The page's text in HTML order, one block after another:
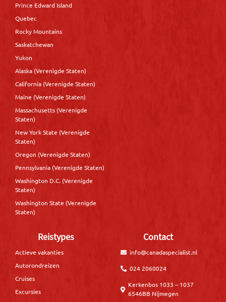
Prince Edward Island
Quebec
Rocky Mountains
Saskatchewan
Yukon
Alaska (Verenigde Staten)
California (Verenigde Staten)
Maine (Verenigde Staten)
Massachusetts (Verenigde
Staten)
New York State (Verenigde
Staten)
Oregon (Verenigde Staten)
Pennsylvania (Verenigde Staten)
Washington D.C. (Verenigde
Staten)
Washington State (Verenigde
Staten)
Reistypes
Actieve vakanties
Autorondreizen
Cruises
Excursies
Contact
info@canadaspecialist.nl
024 2060024
Kerkenbos 1033 – 1037
6546BB Nijmegen